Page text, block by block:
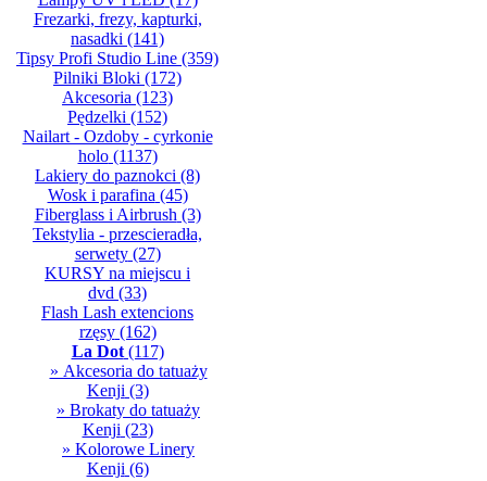
Frezarki, frezy, kapturki,
nasadki (141)
Tipsy Profi Studio Line (359)
Pilniki Bloki (172)
Akcesoria (123)
Pędzelki (152)
Nailart - Ozdoby - cyrkonie
holo(1137)
Lakiery do paznokci (8)
Wosk i parafina (45)
Fiberglass i Airbrush (3)
Tekstylia - przescieradła,
serwety(27)
KURSY na miejscu i
dvd (33)
Flash Lash extencions
rzęsy(162)
La Dot(117)
» Akcesoria do tatuaży
Kenji (3)
» Brokaty do tatuaży
Kenji (23)
» Kolorowe Linery
Kenji (6)